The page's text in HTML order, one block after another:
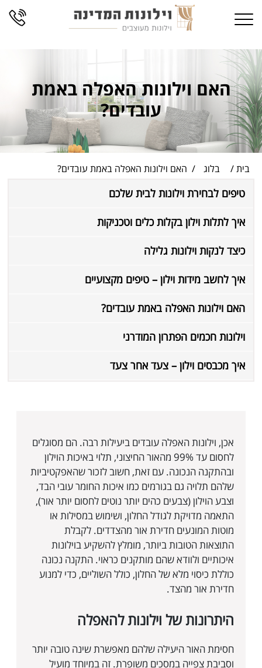
Toggle navigation
האם וילונות האפלה באמת
עובדים?
בית בלוג האם וילונות האפלה באמת עובדים?
טיפים לבחירת וילונות לבית שלכם
איך לתלות וילון בקלות כלים וטכניקות
כיצד לנקות וילונות גלילה
איך לחשב מידות וילון – טיפים מקצועיים
האם וילונות האפלה באמת עובדים?
וילונות חכמים הפתרון המודרני
איך מכבסים וילון – צעד אחר צעד
אכן, וילונות האפלה עובדים ביעילות רבה. הם מסוגלים
לחסום עד 99% מהאור החיצוני, תלוי באיכות הוילון
ובהתקנה הנכונה. עם זאת, חשוב לזכור שהאפקטיביות
שלהם תלויה גם בגורמים כמו איכות החומר עובי הבד,
וצבע הוילון (צבעים כהים יותר נוטים לחסום יותר אור),
התאמה מדויקת לגודל החלון, ושימוש במסילות או
מוטות המונעים חדירת אור מהצדדים. לקבלת
התוצאות הטובות ביותר, מומלץ להשקיע בוילונות
איכותיים ולוודא שהם מותקנים כראוי. התקנה נכונה
כוללת כיסוי מלא של החלון, כולל השוליים, כדי למנוע
חדירת אור מהצד.
היתרונות של וילונות להאפלה
חסימת האור היעילה שלהם מאפשרת שינה טובה יותר
וסביבת צפייה במסכים משופרת. זה במיוחד מועיל